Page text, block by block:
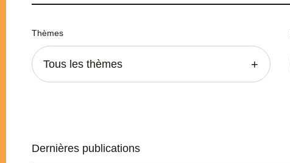
Thèmes
Tous les thèmes
Dernières publications